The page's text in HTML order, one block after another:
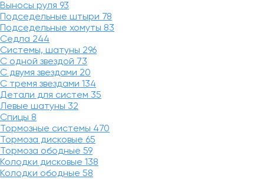
Выносы руля 93
Подседельные штыри 78
Подседельные хомуты 83
Седла 244
Системы, шатуны 296
С одной звездой 73
С двумя звездами 20
С тремя звездами 134
Детали для систем 35
Левые шатуны 32
Спицы 8
Тормозные системы 470
Тормоза дисковые 65
Тормоза ободные 59
Колодки дисковые 138
Колодки ободные 58